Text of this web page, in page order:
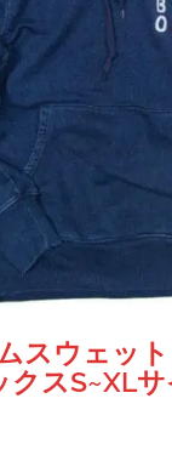
スウェッ
スS~XLサ